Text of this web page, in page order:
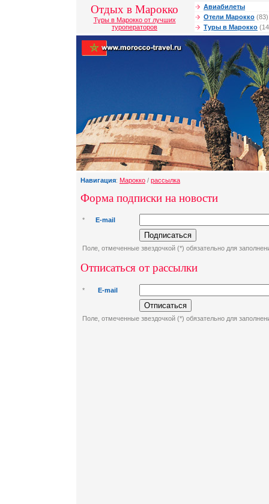
Отдых в Марокко
Туры в Марокко от лучших
туроператоров
Авиабилеты
Отели Марокко (83)
Туры в Марокко
Навигация: Марокко / рассылка
Форма подписки на новости
* E-mail
Поле, отмеченные звездочкой (*) обязательно для
Отписаться от рассылки
* E-mail
Поле, отмеченные звездочкой (*) обязательно для